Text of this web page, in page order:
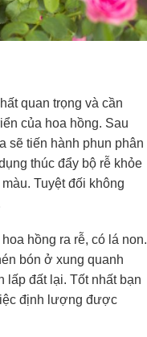
quan trọng và cần
của hoa hồng. Sau
sẽ tiến hành phun phân
thúc đẩy bộ rễ khỏe
Tuyệt đối không
hồng ra rễ, có lá non.
bón ở xung quanh
lấp đất lại. Tốt nhất bạn
định lượng được